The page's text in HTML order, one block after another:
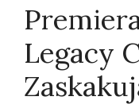
Legacy